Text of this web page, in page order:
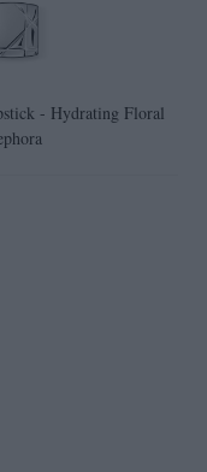
- Hydrating Floral